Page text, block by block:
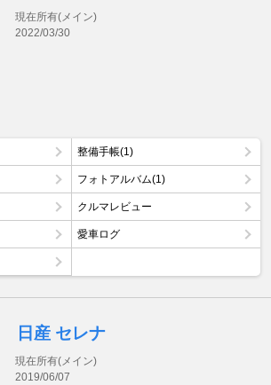
現在所有(メイン)
2022/03/30
整備手帳(1)
フォトアルバム(1)
クルマレビュー
愛車ログ
日産 セレナ
現在所有(メイン)
2019/06/07